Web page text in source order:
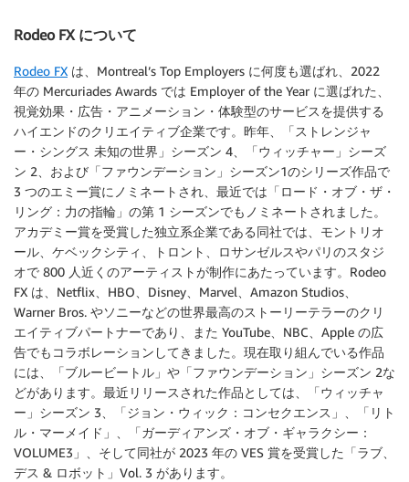
Rodeo FX について
Rodeo FX は、Montreal’s Top Employers に何度も選ばれ、2022
年の Mercuriades Awards では Employer of the Year に選ばれた、
視覚効果・広告・アニメーション・体験型のサービスを提供する
ハイエンドのクリエイティブ企業です。昨年、「ストレンジャ
ー・シングス 未知の世界」シーズン 4、「ウィッチャー」シーズ
ン 2、および「ファウンデーション」シーズン1のシリーズ作品で
3 つのエミー賞にノミネートされ、最近では「ロード・オブ・ザ・
リング：力の指輪」の第 1 シーズンでもノミネートされました。
アカデミー賞を受賞した独立系企業である同社では、モントリオ
ール、ケベックシティ、トロント、ロサンゼルスやパリのスタジ
オで 800 人近くのアーティストが制作にあたっています。Rodeo
FX は、Netflix、HBO、Disney、Marvel、Amazon Studios、
Warner Bros. やソニーなどの世界最高のストーリーテラーのクリ
エイティブパートナーであり、また YouTube、NBC、Apple の広
告でもコラボレーションしてきました。現在取り組んでいる作品
には、「ブルービートル」や「ファウンデーション」シーズン 2な
どがあります。最近リリースされた作品としては、「ウィッチャ
ー」シーズン 3、「ジョン・ウィック：コンセクエンス」、「リト
ル・マーメイド」、「ガーディアンズ・オブ・ギャラクシー：
VOLUME3」、そして同社が 2023 年の VES 賞を受賞した「ラブ、
デス & ロボット」Vol. 3 があります。